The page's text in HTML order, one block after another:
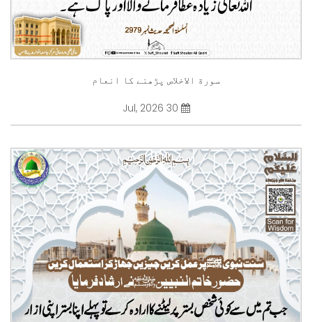
سورة الاخلاص پڑھنے کا انعام